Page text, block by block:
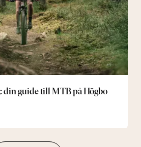
din guide till MTB på Högbo